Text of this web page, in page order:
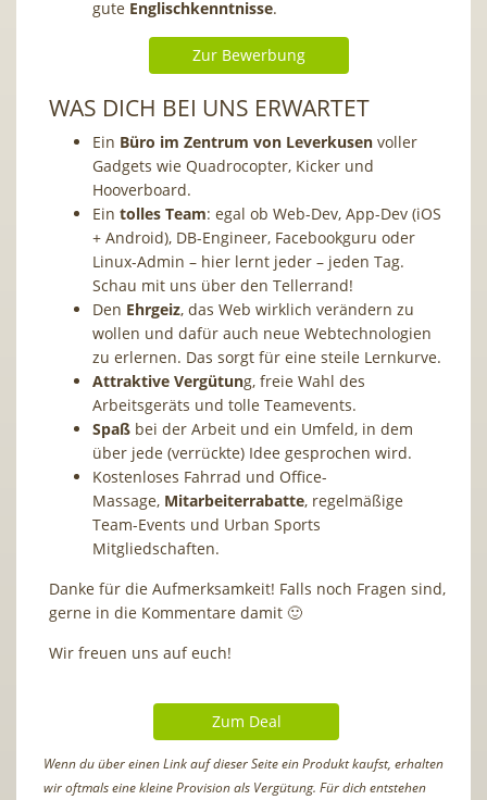
gute Englischkenntnisse.
Zur Bewerbung
WAS DICH BEI UNS ERWARTET
Ein Büro im Zentrum von Leverkusen voller
Gadgets wie Quadrocopter, Kicker und
Hooverboard.
Ein tolles Team: egal ob Web-Dev, App-Dev (iOS
+ Android), DB-Engineer, Facebookguru oder
Linux-Admin – hier lernt jeder – jeden Tag.
Schau mit uns über den Tellerrand!
Den Ehrgeiz, das Web wirklich verändern zu
wollen und dafür auch neue Webtechnologien
zu erlernen. Das sorgt für eine steile Lernkurve.
Attraktive Vergütung, freie Wahl des
Arbeitsgeräts und tolle Teamevents.
Spaß bei der Arbeit und ein Umfeld, in dem
über jede (verrückte) Idee gesprochen wird.
Kostenloses Fahrrad und Office-
Massage, Mitarbeiterrabatte, regelmäßige
Team-Events und Urban Sports
Mitgliedschaften.
Danke für die Aufmerksamkeit! Falls noch Fragen sind,
gerne in die Kommentare damit 🙂
Wir freuen uns auf euch!
Zum Deal
Wenn du über einen Link auf dieser Seite ein Produkt kaufst, erhalten
wir oftmals eine kleine Provision als Vergütung. Für dich entstehen